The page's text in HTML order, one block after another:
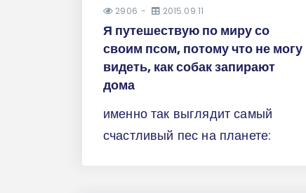
2906 2015.09.11
Я путешествую по миру со
своим псом, потому что не могу
видеть, как собак запирают
дома
именно так выглядит самый
счастливый пес на планете: